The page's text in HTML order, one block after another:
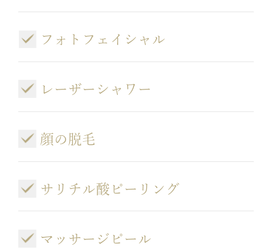
フォトフェイシャル
レーザーシャワー
顔の脱毛
サリチル酸ピーリング
マッサージピール